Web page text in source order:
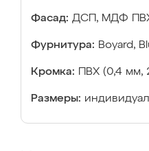
Фасад: ДСП, МДФ
Фурнитура: Boyard,
Кромка: ПВХ (0,4 мм,
Размеры: